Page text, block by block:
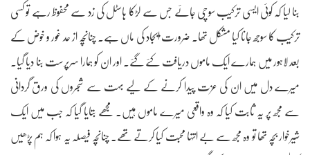
بنا لیا کہ کوئی ایسی ترکیب سوچی جائے جس سے لڑکا ہاسٹل کی زد سے محفوظ رہے تو کسی
ترکیب کا سوجھ جانا کیا مشکل تھا۔ ضرورت ایجاد کی ماں ہے۔ چنانچہ از حد غور و خوض کے
بعد لاہور میں ہمارے ایک ماموں دریافت کئے گئے۔ اور ان کو ہمارا سرپرست بنا دیا گیا۔
میرے دل میں ان کی عزت پیدا کرنے کے لیے بہت سے شجروں کی ورق گردانی
سے مجھ پر یہ ثابت کیا کہ وہ واقعی میرے ماموں ہیں۔ مجھے بتایا گیا کہ جب میں ایک
شیرخوار بچہ تھا تو وہ مجھ سے بے انتہا محبت کیا کرتے تھے۔ چنانچہ فیصلہ یہ ہوا کہ ہم پڑھیں